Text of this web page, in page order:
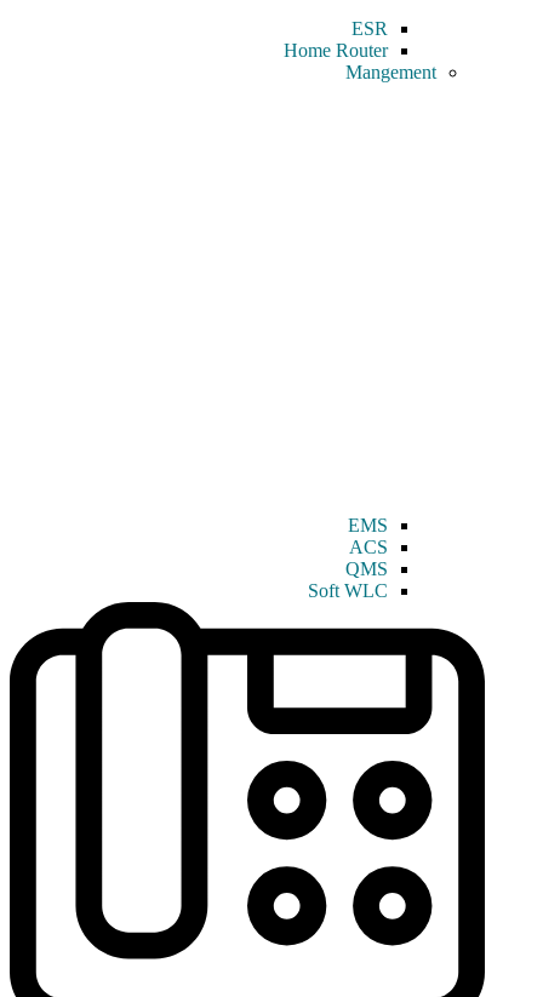
ESR
Home Router
Mangement
EMS
ACS
QMS
Soft WLC